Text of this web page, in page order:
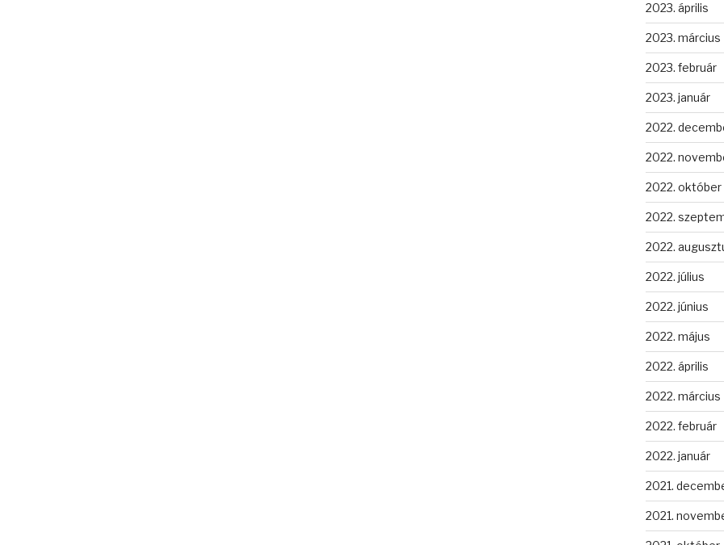
2023. április
2023. március
2023. február
2023. január
2022.
2022.
2022. október
2022.
2022.
2022. július
2022. június
2022. május
2022. április
2022. március
2022. február
2022. január
2021.
2021.